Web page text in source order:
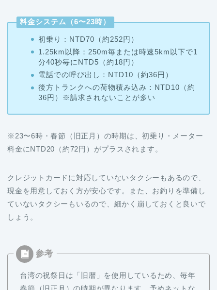
料金システム（6〜23時）
初乗り：NTD70（約252円）
1.25km以降：250m毎または時速5km以下で1
分40秒毎にNTD5（約18円）
電話での呼び出し：NTD10（約36円）
後方トランクへの荷物積み込み：NTD10（約
36円）※請求されないことが多い
※23〜6時・春節（旧正月）の時期は、初乗り・メーター
料金にNTD20（約72円）がプラスされます。
クレジットカードに対応していないタクシーもあるので、
現金を用意しておく方が安心です。また、お釣りを準備し
ていないタクシーもいるので、細かく崩しておくと良いで
しょう。
台湾の祝祭日は「旧暦」を使用しているため、毎年